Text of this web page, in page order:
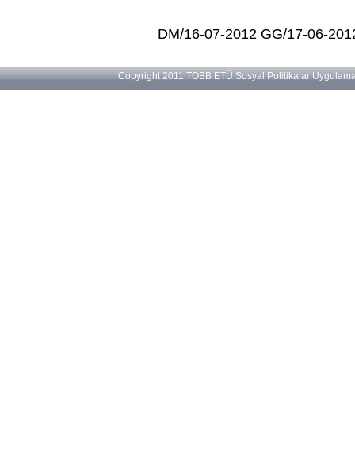
DM/16-07-2012 GG/17-06-
Copyright 2011 TOBB ETÜ Sosyal Politikalar